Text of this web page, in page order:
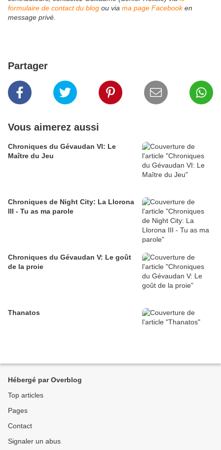
formulaire de contact du blog ou via ma page Facebooken
message privé.
Partager
Vous aimerez aussi
Chroniques du Gévaudan VI: Le
Maître du Jeu
Chroniques de Night City: La Llorona
III - Tu as ma parole
Chroniques du Gévaudan V: Le goût
de la proie
Thanatos
Hébergé par Overblog
Top articles
Pages
Contact
Signaler un abus